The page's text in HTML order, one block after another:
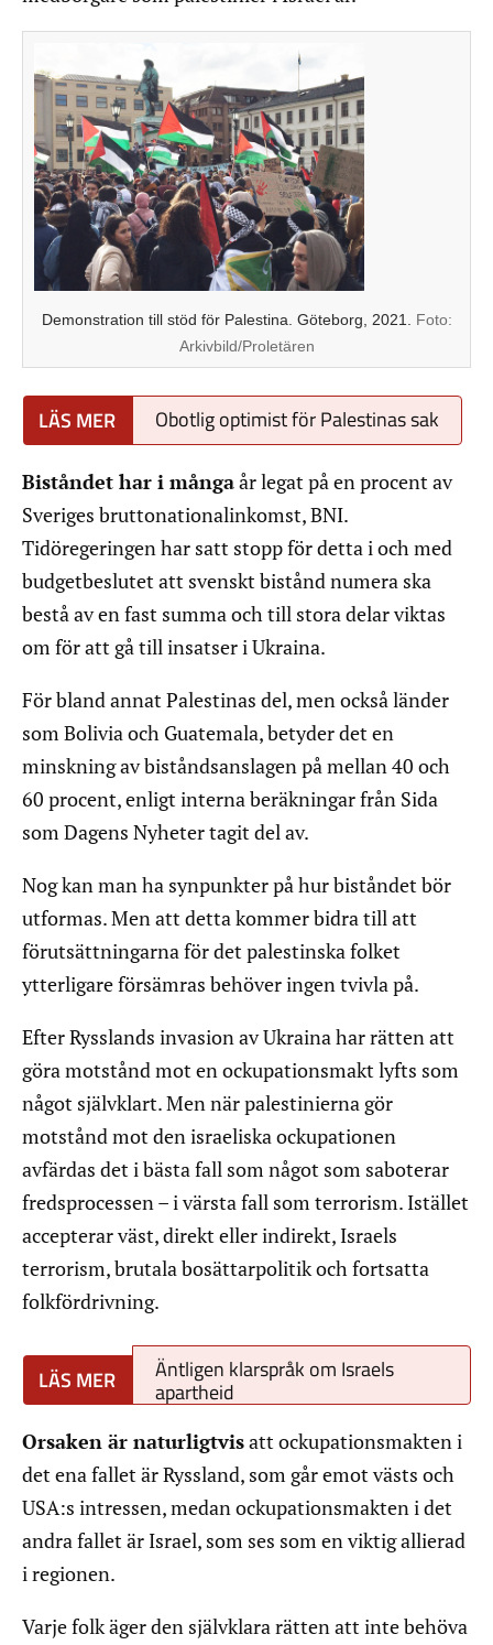
Demonstration till stöd för Palestina. Göteborg, 2021. Foto:
Arkivbild/Proletären
Obotlig optimist för Palestinas sak
Biståndet har i mångaår legat på en procent av
Sveriges bruttonationalinkomst, BNI.
Tidöregeringen har satt stopp för detta i och med
budgetbeslutet att svenskt bistånd numera ska
bestå av en fast summa och till stora delar viktas
om för att gå till insatser i Ukraina.
För bland annat Palestinas del, men också länder
som Bolivia och Guatemala, betyder det en
minskning av biståndsanslagen på mellan 40 och
60 procent, enligt interna beräkningar från Sida
som Dagens Nyheter tagit del av.
Nog kan man ha synpunkter på hur biståndet bör
utformas. Men att detta kommer bidra till att
förutsättningarna för det palestinska folket
ytterligare försämras behöver ingen tvivla på.
Efter Rysslands invasion av Ukraina har rätten att
göra motstånd mot en ockupationsmakt lyfts som
något självklart. Men när palestinierna gör
motstånd mot den israeliska ockupationen
avfärdas det i bästa fall som något som saboterar
fredsprocessen – i värsta fall som terrorism. Istället
accepterar väst, direkt eller indirekt, Israels
terrorism, brutala bosättarpolitik och fortsatta
folkfördrivning.
Äntligen klarspråk om Israels
apartheid
Orsaken är naturligtvisatt ockupationsmakten i
det ena fallet är Ryssland, som går emot västs och
USA:s intressen, medan ockupationsmakten i det
andra fallet är Israel, som ses som en viktig allierad
i regionen.
Varje folk äger den självklara rätten att inte behöva